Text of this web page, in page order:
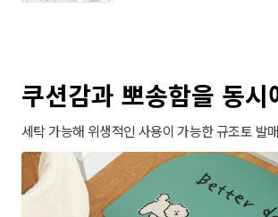
쿠션감과 뽀송함을 동시
세탁 가능해 위생적인 사용이 가능한 규조토 발